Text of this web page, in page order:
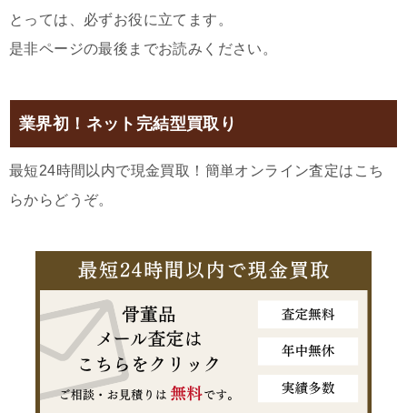
とっては、必ずお役に立てます。
是非ページの最後までお読みください。
業界初！ネット完結型買取り
最短24時間以内で現金買取！簡単オンライン査定はこち
らからどうぞ。